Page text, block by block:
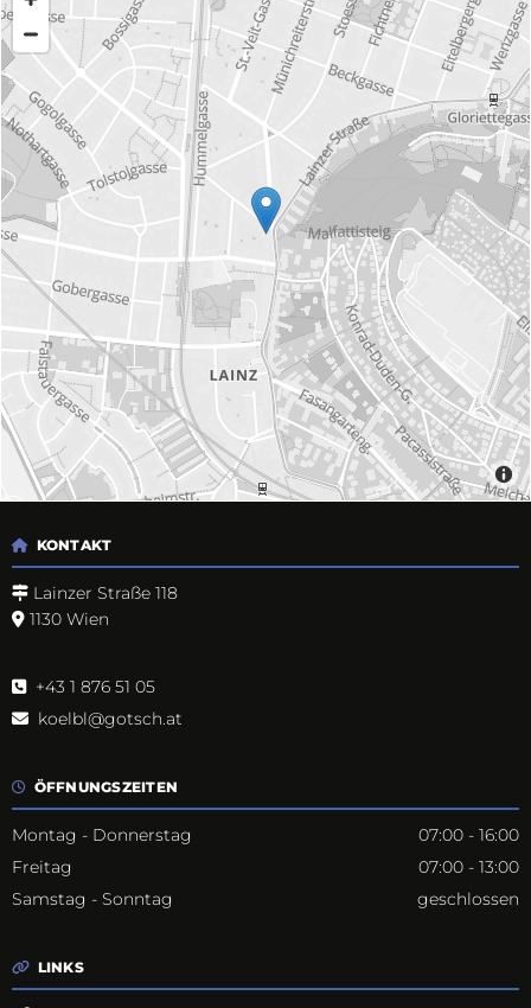
 KONTAKT
 Lainzer Straße 118
 1130 Wien
 +43 1 876 51 05
 koelbl@gotsch.at
 ÖFFNUNGSZEITEN
Montag - Donnerstag
07:00 - 16:00
Freitag
07:00 - 13:00
Samstag - Sonntag
geschlossen
 LINKS